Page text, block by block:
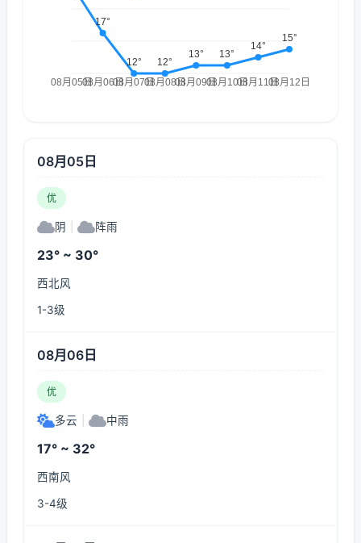
08月05日
优
阴 阵雨
23° ~ 30°
西北风
1-3级
08月06日
优
多云 中雨
17° ~ 32°
西南风
3-4级